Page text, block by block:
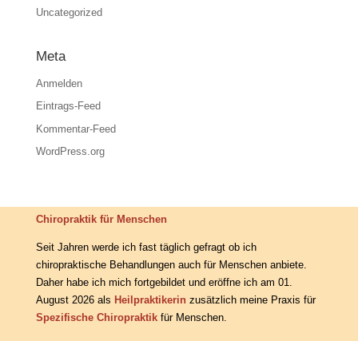
Uncategorized
Meta
Anmelden
Eintrags-Feed
Kommentar-Feed
WordPress.org
Chiropraktik für Menschen
Seit Jahren werde ich fast täglich gefragt ob ich
chiropraktische Behandlungen auch für Menschen anbiete.
Daher habe ich mich fortgebildet und eröffne ich am 01.
August 2026 als Heilpraktikerinzusätzlich meine Praxis für
Spezifische Chiropraktikfür Menschen.